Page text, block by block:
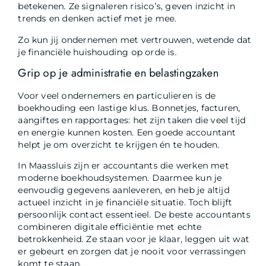
betekenen. Ze signaleren risico’s, geven inzicht in
trends en denken actief met je mee.
Zo kun jij ondernemen met vertrouwen, wetende dat
je financiële huishouding op orde is.
Grip op je administratie en belastingzaken
Voor veel ondernemers en particulieren is de
boekhouding een lastige klus. Bonnetjes, facturen,
aangiftes en rapportages: het zijn taken die veel tijd
en energie kunnen kosten. Een goede accountant
helpt je om overzicht te krijgen én te houden.
In Maassluis zijn er accountants die werken met
moderne boekhoudsystemen. Daarmee kun je
eenvoudig gegevens aanleveren, en heb je altijd
actueel inzicht in je financiële situatie. Toch blijft
persoonlijk contact essentieel. De beste accountants
combineren digitale efficiëntie met echte
betrokkenheid. Ze staan voor je klaar, leggen uit wat
er gebeurt en zorgen dat je nooit voor verrassingen
komt te staan.